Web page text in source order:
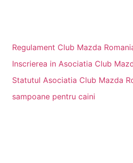
Regulament Club Mazda
Inscrierea in Asociatia Club
Statutul Asociatia Club Mazda
sampoane pentru caini